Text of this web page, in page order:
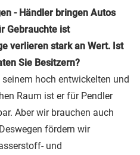
- Händler bringen Autos
Gebrauchte ist
verlieren stark an Wert. Ist
Sie Besitzern?
hoch entwickelten und
Raum ist er für Pendler
Aber wir brauchen auch
fördern wir
und